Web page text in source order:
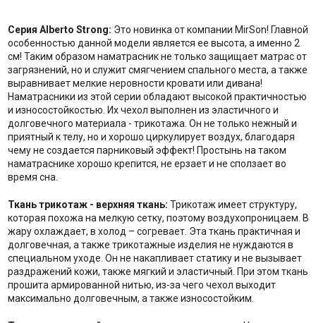
Серия Alberto Strong: Это новинка от компании MirSon! Главной
особенностью данной модели является ее высота, а именно 2
см! Таким образом наматрасник не только защищает матрас от
загрязнений, но и служит смягчением спального места, а также
выравнивает мелкие неровности кровати или дивана!
Наматрасники из этой серии обладают высокой практичностью
и износостойкостью. Их чехол выполнен из эластичного и
долговечного материала - трикотажа. Он не только нежный и
приятный к телу, но и хорошо циркулирует воздух, благодаря
чему не создается парниковый эффект! Простынь на таком
наматраснике хорошо крепится, не ерзает и не сползает во
время сна.
Ткань трикотаж - верхняя ткань: Трикотаж имеет структуру,
которая похожа на мелкую сетку, поэтому воздухопроницаем. В
жару охлаждает, в холод – согревает. Эта ткань практичная и
долговечная, а также трикотажные изделия не нуждаются в
специальном уходе. Он не накапливает статику и не вызывает
раздражений кожи, также мягкий и эластичный. При этом ткань
прошита армированной нитью, из-за чего чехол выходит
максимально долговечным, а также износостойким.